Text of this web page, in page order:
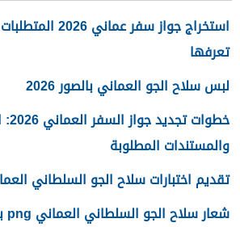
استخراج جواز سفر
تعرفها
لبس سلاح الجو العماني بالصور 2026
والمستندات المطلوبة
تقديم اختبارات سلاح الجو السلطاني العماني
شعار سلاح الجو السلطاني العماني png بجودة عالية 2026